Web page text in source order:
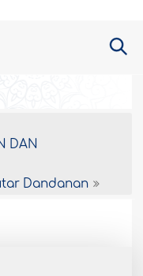
DAN
Dandanan